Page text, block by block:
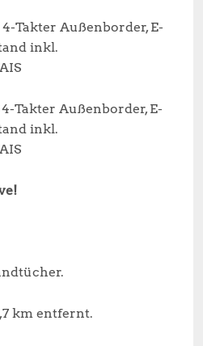
Takter Außenborder, E-
inkl.
Takter Außenborder, E-
inkl.
km entfernt.